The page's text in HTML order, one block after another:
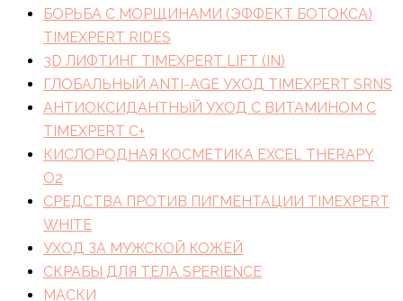
БОРЬБА С МОРЩИНАМИ (ЭФФЕКТ БОТОКСА)
TIMEXPERT RIDES
3D ЛИФТИНГ TIMEXPERT LIFT (IN)
ГЛОБАЛЬНЫЙ ANTI-AGE УХОД TIMEXPERT SRNS
АНТИОКСИДАНТНЫЙ УХОД С ВИТАМИНОМ C
TIMEXPERT C+
КИСЛОРОДНАЯ КОСМЕТИКА EXCEL THERAPY
O2
СРЕДСТВА ПРОТИВ ПИГМЕНТАЦИИ TIMEXPERT
WHITE
УХОД ЗА МУЖСКОЙ КОЖЕЙ
СКРАБЫ ДЛЯ ТЕЛА SPERIENCE
МАСКИ